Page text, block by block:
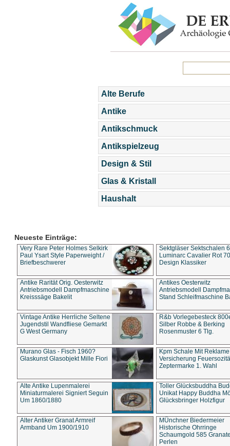
Alte Berufe
Antike
Antikschmuck
Antikspielzeug
Design & Stil
Glas & Kristall
Haushalt
Neueste Einträge:
Very Rare Peter Holmes Selkirk
Paul Ysart Style Paperweight /
Briefbeschwerer
Sektgläser Sektschalen
Luminarc Cavalier Rot
Design Klassiker
Antike Rarität Orig. Oesterwitz
Antriebsmodell Dampfmaschine
Kreisssäge Bakelit
Antikes Oesterwitz
Antriebsmodell
Stand Schleifmaschine
Vintage Antike Herrliche Seltene
Jugendstil Wandfliese Gemarkt
G West Germany
R&b Vorlegebesteck
Silber Robbe & Berking
Rosenmuster 6 Tlg.
Murano Glas - Fisch 1960?
Glaskunst Glasobjekt Mille Fiori
Kpm Schale Mit Reklame
Versicherung
Zeptermarke 1. Wahl
Alte Antike Lupenmalerei
Miniaturmalerei Signiert Seguin
Um 1860/1880
Toller Glücksbuddha
Unikat Happy Buddha
Glücksbringer Holzfigur
Alter Antiker Granat Armreif
Armband Um 1900/1910
MÜnchner Biedermeier
Historische Ohrringe
Schaumgold 585
Perlen